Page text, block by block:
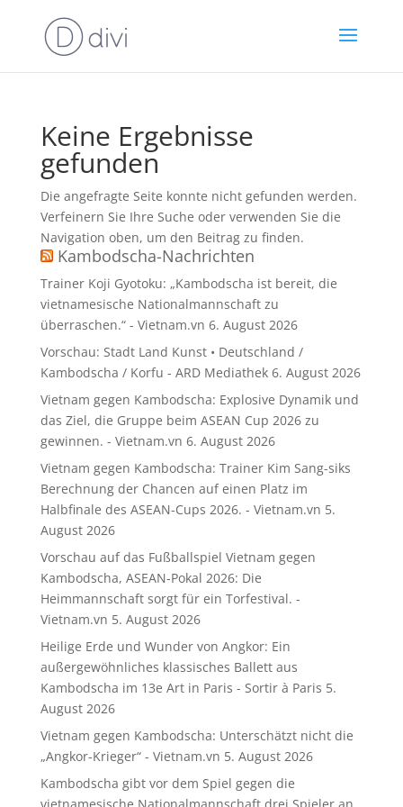
Keine Ergebnisse
gefunden
Die angefragte Seite konnte nicht gefunden werden.
Verfeinern Sie Ihre Suche oder verwenden Sie die
Navigation oben, um den Beitrag zu finden.
Kambodscha-Nachrichten
Trainer Koji Gyotoku: „Kambodscha ist bereit, die
vietnamesische Nationalmannschaft zu
überraschen.“ - Vietnam.vn 6. August 2026
Vorschau: Stadt Land Kunst • Deutschland /
Kambodscha / Korfu - ARD Mediathek 6. August 2026
Vietnam gegen Kambodscha: Explosive Dynamik und
das Ziel, die Gruppe beim ASEAN Cup 2026 zu
gewinnen. - Vietnam.vn 6. August 2026
Vietnam gegen Kambodscha: Trainer Kim Sang-siks
Berechnung der Chancen auf einen Platz im
Halbfinale des ASEAN-Cups 2026. - Vietnam.vn 5.
August 2026
Vorschau auf das Fußballspiel Vietnam gegen
Kambodscha, ASEAN-Pokal 2026: Die
Heimmannschaft sorgt für ein Torfestival. -
Vietnam.vn 5. August 2026
Heilige Erde und Wunder von Angkor: Ein
außergewöhnliches klassisches Ballett aus
Kambodscha im 13e Art in Paris - Sortir à Paris 5.
August 2026
Vietnam gegen Kambodscha: Unterschätzt nicht die
„Angkor-Krieger“ - Vietnam.vn 5. August 2026
Kambodscha gibt vor dem Spiel gegen die